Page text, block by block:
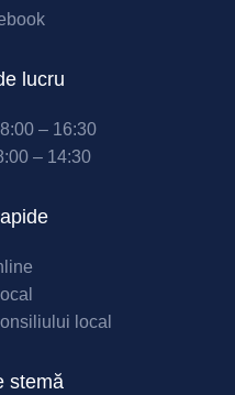
lucru
– 16:30
– 14:30
local
stemă